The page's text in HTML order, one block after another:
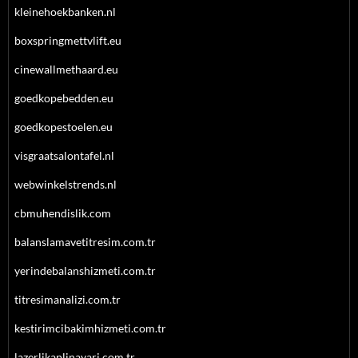
kleinehoekbanken.nl
boxspringmettvlift.eu
cinewallmethaard.eu
goedkopebedden.eu
goedkopestoelen.eu
visgraatsalontafel.nl
webwinkelstrends.nl
cbmuhendislik.com
balanslamavetitresim.com.tr
yerindebalanshizmeti.com.tr
titresimanalizi.com.tr
kestirimcibakimhizmeti.com.tr